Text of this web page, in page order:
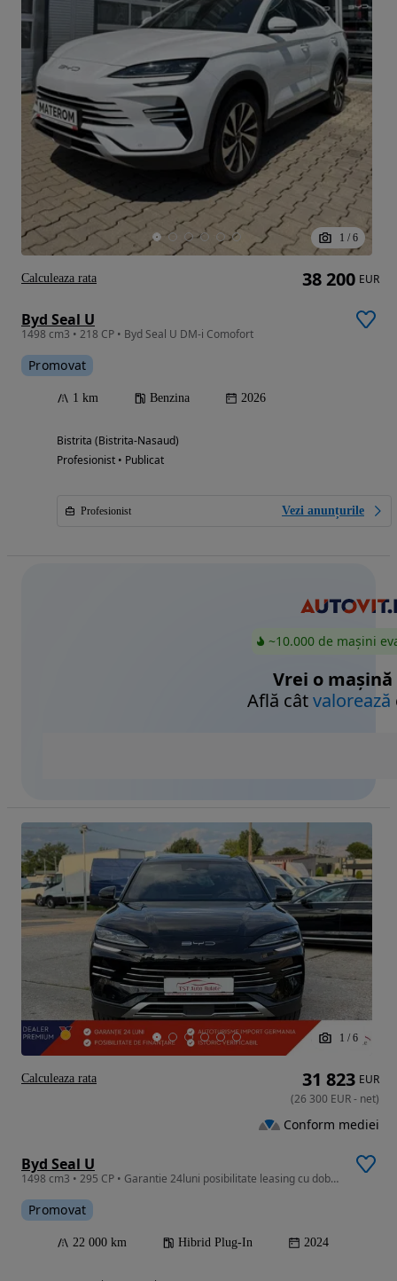
1 / 6
Byd Seal U
1498 cm3 • 218 CP • Byd Seal U DM-i Comofort
Promovat
1 km Benzina 2026
Bistrita (Bistrita-Nasaud)
Profesionist • Publicat
Profesionist Vezi anunțurile
38 200 EUR
Calculeaza rata
~10.000 de mașini
Vrei o mașină
Află câtvalorează
1 / 6
Byd Seal U
1498 cm3 • 295 CP • Garantie 24luni posibilitate leasing cu dobanda anuala fixa de 3.99%
Promovat
22 000 km Hibrid Plug-In 2024
31 823 EUR
(26 300 EUR- net)
Conform mediei
Calculeaza rata